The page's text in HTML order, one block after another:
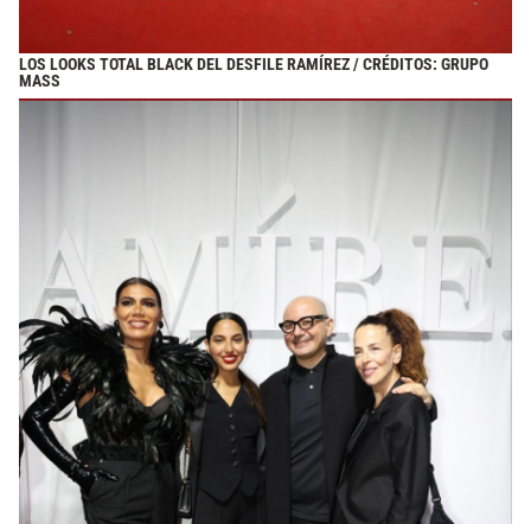
LOS LOOKS TOTAL BLACK DEL DESFILE RAMÍREZ / CRÉDITOS: GRUPO
MASS